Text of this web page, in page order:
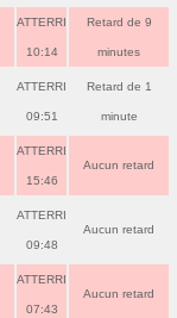
ATTERRI
10:14
Retard de 9
minutes
ATTERRI
09:51
Retard de 1
minute
ATTERRI
15:46
Aucun retard
ATTERRI
09:48
Aucun retard
ATTERRI
07:43
Aucun retard